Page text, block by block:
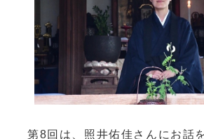
第8回は、照井佑佳さんにお話